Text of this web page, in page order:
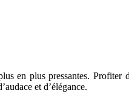
en plus pressantes. Profiter
et d’élégance.